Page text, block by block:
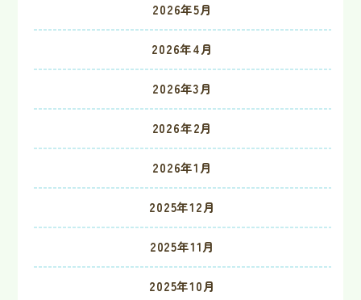
2026年5月
2026年4月
2026年3月
2026年2月
2026年1月
2025年12月
2025年11月
2025年10月